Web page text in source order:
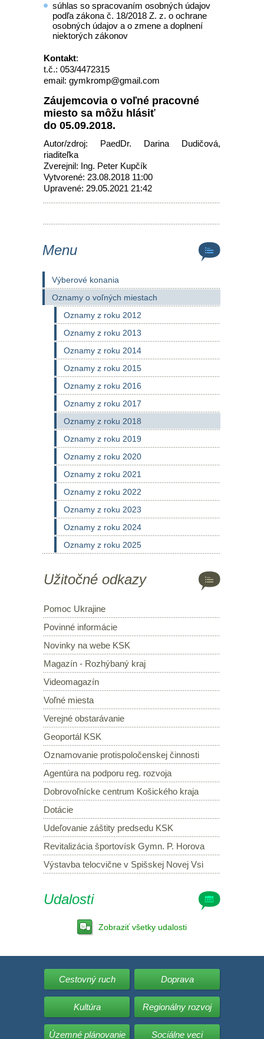
súhlas so spracovaním osobných údajov
podľa zákona č. 18/2018 Z. z. o ochrane
osobných údajov a o zmene a doplnení
niektorých zákonov
Kontakt:
t.č.: 053/4472315
email: gymkromp@gmail.com
Záujemcovia o voľné pracovné
miesto sa môžu hlásiť
do 05.09.2018.
Autor/zdroj: PaedDr. Darina Dudičová,
riaditeľka
Zverejnil: Ing. Peter Kupčík
Vytvorené: 23.08.2018 11:00
Upravené: 29.05.2021 21:42
Menu
Výberové konania
Oznamy o voľných miestach
Oznamy z roku 2012
Oznamy z roku 2013
Oznamy z roku 2014
Oznamy z roku 2015
Oznamy z roku 2016
Oznamy z roku 2017
Oznamy z roku 2018
Oznamy z roku 2019
Oznamy z roku 2020
Oznamy z roku 2021
Oznamy z roku 2022
Oznamy z roku 2023
Oznamy z roku 2024
Oznamy z roku 2025
Užitočné odkazy
Pomoc Ukrajine
Povinné informácie
Novinky na webe KSK
Magazín - Rozhýbaný kraj
Videomagazín
Voľné miesta
Verejné obstarávanie
Geoportál KSK
Oznamovanie protispoločenskej činnosti
Agentúra na podporu reg. rozvoja
Dobrovoľnícke centrum Košického kraja
Dotácie
Udeľovanie záštity predsedu KSK
Revitalizácia športovísk Gymn. P. Horova
Výstavba telocvične v Spišskej Novej Vsi
Udalosti
Zobraziť všetky udalosti
Cestovný ruch Doprava
Kultúra Regionálny rozvoj
Územné plánovanie Sociálne veci